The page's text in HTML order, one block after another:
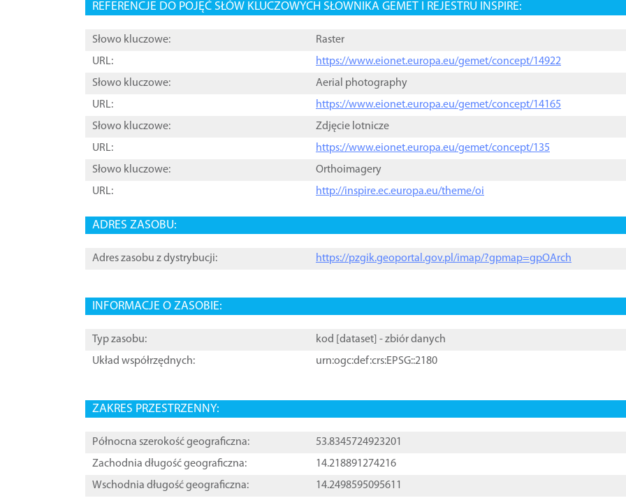
REFERENCJE DO POJĘĆ SŁÓW KLUCZOWYCH SŁOWNIKA GEMET I REJESTRU INSPIRE:
Słowo kluczowe:
Raster
URL:
https://www.eionet.europa.eu/gemet/concept/14922
Słowo kluczowe:
Aerial photography
URL:
https://www.eionet.europa.eu/gemet/concept/14165
Słowo kluczowe:
Zdjęcie lotnicze
URL:
https://www.eionet.europa.eu/gemet/concept/135
Słowo kluczowe:
Orthoimagery
URL:
http://inspire.ec.europa.eu/theme/oi
ADRES ZASOBU:
Adres zasobu z dystrybucji: https://pzgik.geoportal.gov.pl/imap/?gpmap=gpOArch
INFORMACJE O ZASOBIE:
Typ zasobu: kod [ dataset ] - zbiór danych
Układ współrzędnych:
urn:ogc:def:crs:EPSG::2180
ZAKRES PRZESTRZENNY:
Północna szerokość geograficzna:
53.8345724923201
Zachodnia długość geograficzna:
14.218891274216
Wschodnia długość geograficzna:
14.2498595095611